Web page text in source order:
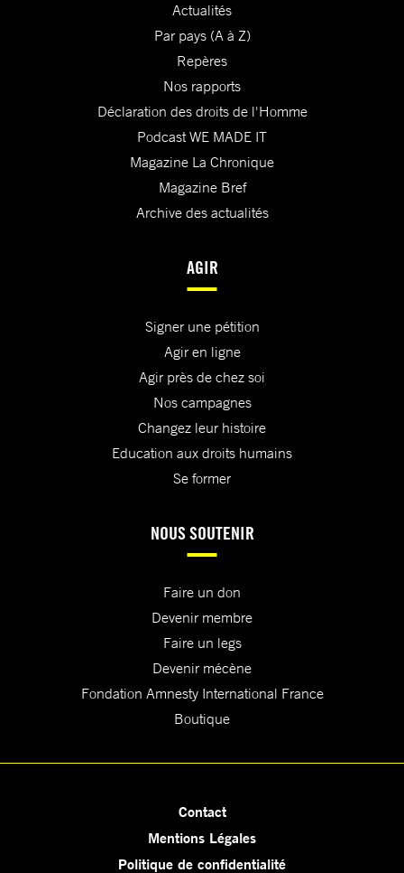
Actualités
Par pays (A à Z)
Repères
Nos rapports
Déclaration des droits de l'Homme
Podcast WE MADE IT
Magazine La Chronique
Magazine Bref
Archive des actualités
AGIR
Signer une pétition
Agir en ligne
Agir près de chez soi
Nos campagnes
Changez leur histoire
Education aux droits humains
Se former
NOUS SOUTENIR
Faire un don
Devenir membre
Faire un legs
Devenir mécène
Fondation Amnesty International France
Boutique
Contact
Mentions Légales
Politique de confidentialité